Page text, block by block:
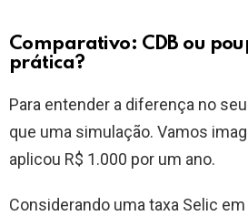
Comparativo: CDB ou
prática?
Para entender a diferença no
que uma simulação. Vamos
aplicou R$ 1.000 por um ano.
Considerando uma taxa Selic